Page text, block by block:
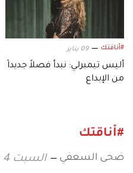
#أناقتك 09 يناير
أليس تيمبرلي: نبدأ فصلاً جديداً
من الإبداع
#أناقتك
ضحى السعفي السبت 4 يونيو 2022 11:00